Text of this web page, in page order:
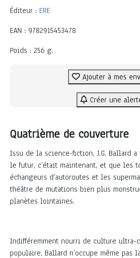
Éditeur : ERE
EAN : 9782915453478
Poids : 256 g.
Ajouter à mes
Créer une
Quatrième de couverture
Issu de la science-fiction, J.G. Ballard
le futur, c’était maintenant, et que les
échangeurs d’autoroutes et les
théâtre de mutations bien plus
planètes lointaines.
Indifféremment nourri de culture ultra-
populaire, Ballard n’occupe même